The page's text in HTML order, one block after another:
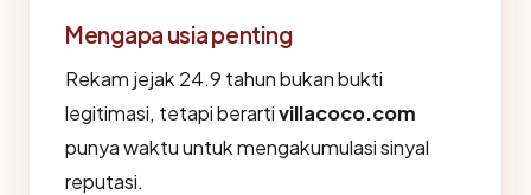
Mengapa usia penting
Rekam jejak 24.9 tahun bukan bukti
legitimasi, tetapi berartivillacoco.com
punya waktu untuk mengakumulasi sinyal
reputasi.